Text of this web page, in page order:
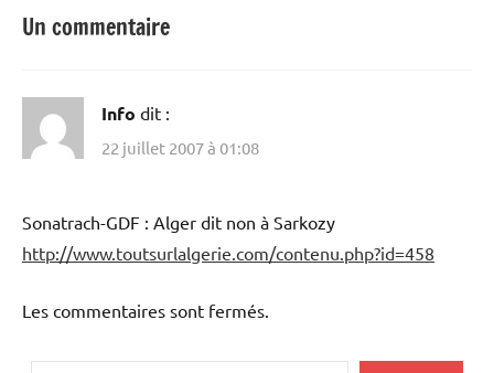
Un commentaire
Info dit :
22 juillet 2007 à 01:08
Sonatrach-GDF : Alger dit non à Sarkozy
http://www.toutsurlalgerie.com/contenu.php?id=458
Les commentaires sont fermés.